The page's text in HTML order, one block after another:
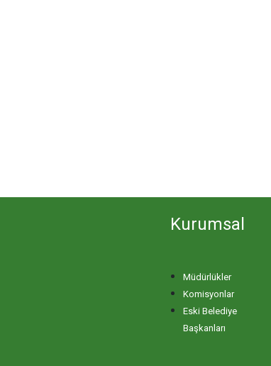
Kurumsal
Müdürlükler
Komisyonlar
Eski Belediye
Başkanları